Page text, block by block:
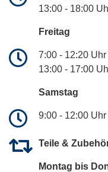
13:00 - 18:00
Freitag
7:00 - 12:20 Uhr
13:00 - 17:00
Samstag
9:00 - 12:00 Uhr
Teile &
Montag bis